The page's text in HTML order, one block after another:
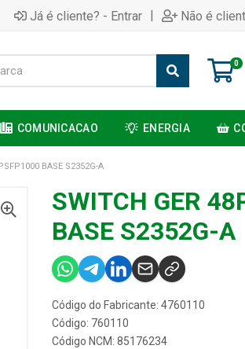
Já é cliente? - Entrar | Não é
0
COMUNICACAO ENERGIA
BASE S2352G-A
SWITCH GER
BASE S2352G-A
Código do Fabricante: 4760110
Código: 760110
Código NCM: 85176234